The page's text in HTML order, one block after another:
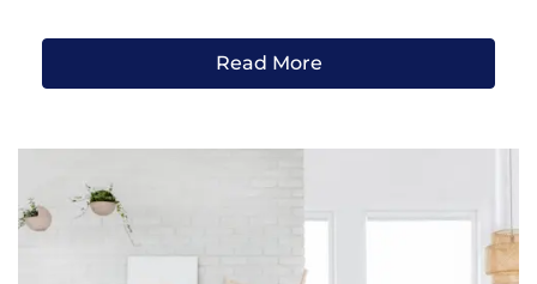
Read More